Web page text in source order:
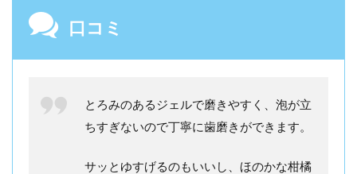
口コミ
とろみのあるジェルで磨きやすく、泡が立
ちすぎないので丁寧に歯磨きができます。
サッとゆすげるのもいいし、ほのかな柑橘